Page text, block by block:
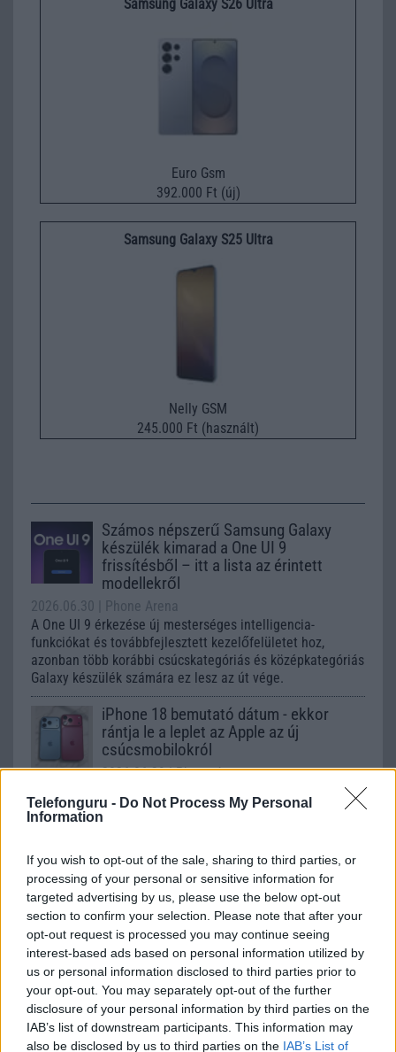
Telefonguru - Do Not Process My Personal
Information
If you wish to opt-out of the sale, sharing to third parties, or
processing of your personal or sensitive information for
targeted advertising by us, please use the below opt-out
section to confirm your selection. Please note that after your
opt-out request is processed you may continue seeing
interest-based ads based on personal information utilized by
us or personal information disclosed to third parties prior to
your opt-out. You may separately opt-out of the further
disclosure of your personal information by third parties on the
IAB’s list of downstream participants. This information may
also be disclosed by us to third parties on the IAB’s List of
Samsung Galaxy S26 Ultra
Euro Gsm
392.000 Ft (új)
Samsung Galaxy S25 Ultra
Nelly GSM
245.000 Ft (használt)
Számos népszerű Samsung Galaxy
készülék kimarad a One UI 9
frissítésből – itt a lista az érintett
modellekről
2026.06.30
| Phone Arena
A One UI 9 érkezése új mesterséges intelligencia-
funkciókat és továbbfejlesztett kezelőfelületet hoz,
azonban több korábbi csúcskategóriás és középkategóriás
Galaxy készülék számára ez lesz az út vége.
iPhone 18 bemutató dátum - ekkor
rántja le a leplet az Apple az új
csúcsmobilokról
2026.06.29| Phone Arena
mellett a régóta pletykált hajlítható iPhone Ultra is
bemutatkozhat, miközben az áremelésekről szóló
Az Android rejtett automatizmusai: hat
funkció, amely észrevétlenül könnyíti
meg a mindennapokat
2026.06.14| Android Police
Sok felhasználó külön alkalmazásokra esküszik, pedig az
Android már évek óta olyan intelligens funkciókat kínál,
amelyek maguktól dolgoznak a háttérben.
Ez a rejtett Samsung funkció teljesen